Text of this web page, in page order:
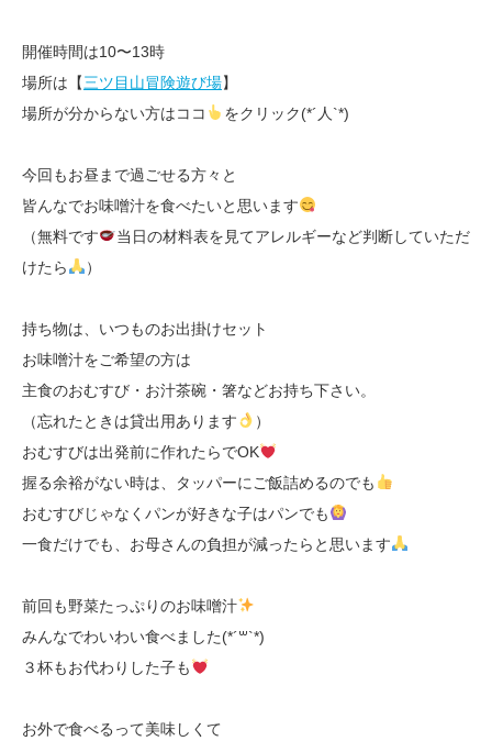
開催時間は10〜13時
場所は【三ツ目山冒険遊び場】
場所が分からない方はココ
をクリック(*´人`*)
今回もお昼まで過ごせる方々と
皆んなでお味噌汁を食べたいと思います
（無料です
当日の材料表を見てアレルギーなど判断していただ
けたら
）
持ち物は、いつものお出掛けセット
お味噌汁をご希望の方は
主食のおむすび・お汁茶碗・箸などお持ち下さい。
（忘れたときは貸出用あります
）
おむすびは出発前に作れたらでOK
握る余裕がない時は、タッパーにご飯詰めるのでも
おむすびじゃなくパンが好きな子はパンでも
一食だけでも、お母さんの負担が減ったらと思います
前回も野菜たっぷりのお味噌汁
みんなでわいわい食べました(*´꒳`*)
３杯もお代わりした子も
お外で食べるって美味しくて